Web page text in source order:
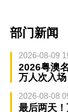
部门新闻
2026-08-09
2026粤澳
万人次入场
2026-08-08
最后两天